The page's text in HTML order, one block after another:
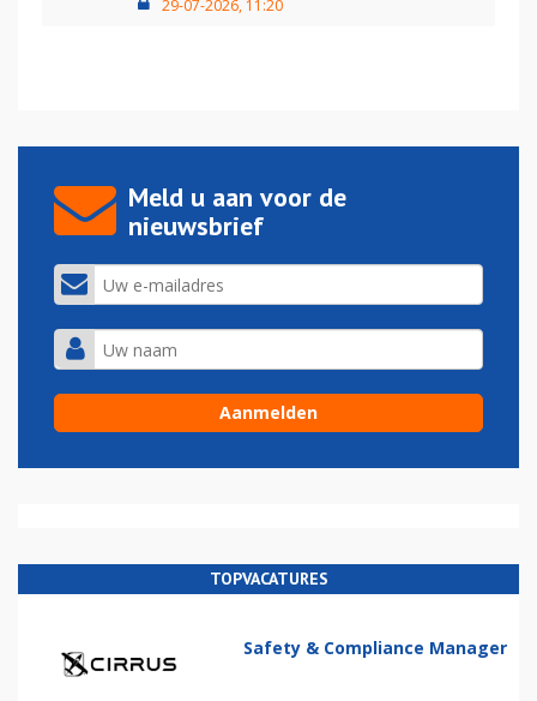
29-07-2026, 11:20
Meld u aan voor de
nieuwsbrief
TOPVACATURES
Safety & Compliance Manager